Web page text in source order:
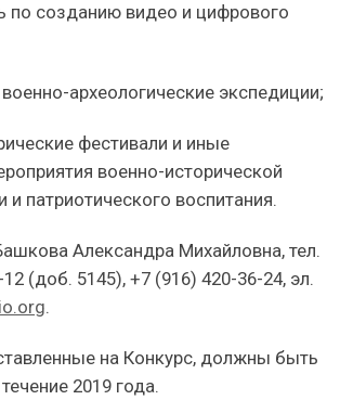
по созданию видео и цифрового
археологические экспедиции;
фестивали и иные
военно-исторической
и патриотического воспитания.
Александра Михайловна, тел.
(доб. 5145), +7 (916) 420-36-24, эл.
.
на Конкурс, должны быть
2019 года.